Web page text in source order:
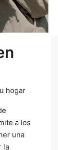
hogar
a los
una
la